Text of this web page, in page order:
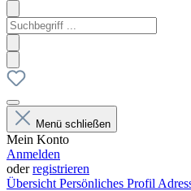
Menü schließen
Mein Konto
Anmelden
oderregistrieren
Übersicht Persönliches Profil